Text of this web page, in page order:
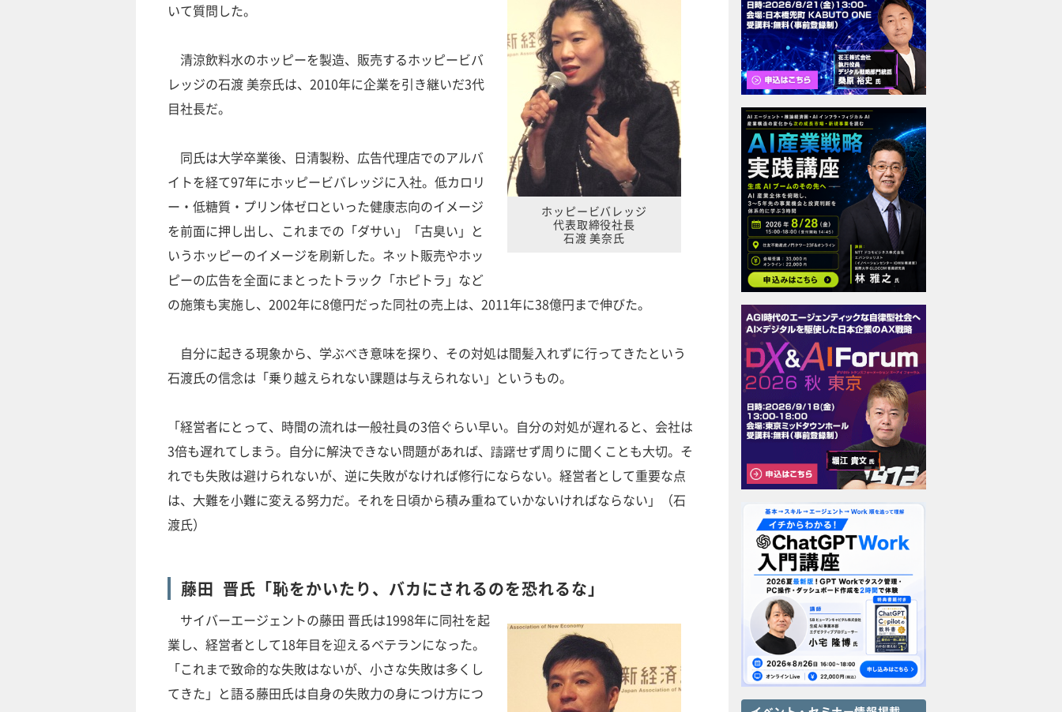
ホッピービバレッジ
代表取締役社長
石渡 美奈氏
いて質問した。
清涼飲料水のホッピーを製造、販売するホッピービバ
レッジの石渡 美奈氏は、2010年に企業を引き継いだ3代
目社長だ。
同氏は大学卒業後、日清製粉、広告代理店でのアルバ
イトを経て97年にホッピービバレッジに入社。低カロリ
ー・低糖質・プリン体ゼロといった健康志向のイメージ
を前面に押し出し、これまでの「ダサい」「古臭い」と
いうホッピーのイメージを刷新した。ネット販売やホッ
ピーの広告を全面にまとったトラック「ホピトラ」など
の施策も実施し、2002年に8億円だった同社の売上は、2011年に38億円まで伸びた。
自分に起きる現象から、学ぶべき意味を探り、その対処は間髪入れずに行ってきたという
石渡氏の信念は「乗り越えられない課題は与えられない」というもの。
「経営者にとって、時間の流れは一般社員の3倍ぐらい早い。自分の対処が遅れると、会社は
3倍も遅れてしまう。自分に解決できない問題があれば、躊躇せず周りに聞くことも大切。そ
れでも失敗は避けられないが、逆に失敗がなければ修行にならない。経営者として重要な点
は、大難を小難に変える努力だ。それを日頃から積み重ねていかないければならない」（石
渡氏）
藤田 晋氏「恥をかいたり、バカにされるのを恐れるな」
サイバーエージェントの藤田 晋氏は1998年に同社を起
業し、経営者として18年目を迎えるベテランになった。
「これまで致命的な失敗はないが、小さな失敗は多くし
てきた」と語る藤田氏は自身の失敗力の身につけ方につ